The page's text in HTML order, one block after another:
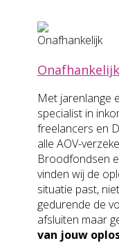
Onafhankelijk
Met jarenlange
specialist in
freelancers en
alle AOV-
Broodfondsen
vinden wij de
situatie past,
gedurende de
afsluiten maar
van jouw